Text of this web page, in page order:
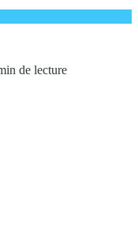
de lecture